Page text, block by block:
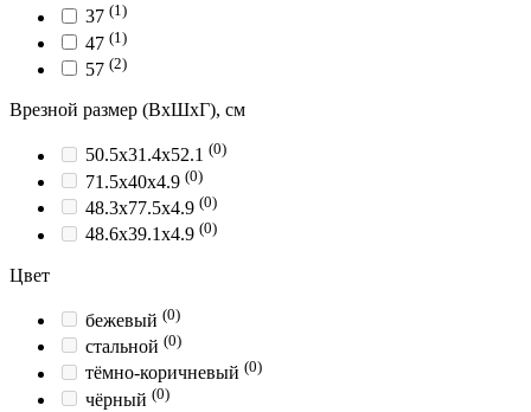
37 (1)
47 (1)
57 (2)
Врезной размер (ВхШхГ), см
50.5x31.4x52.1 (0)
71.5x40x4.9 (0)
48.3x77.5x4.9 (0)
48.6x39.1x4.9 (0)
Цвет
бежевый (0)
стальной (0)
тёмно-коричневый (0)
чёрный (0)